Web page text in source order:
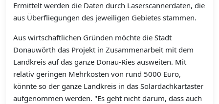
Ermittelt werden die Daten durch Laserscannerdaten, die
aus Überfliegungen des jeweiligen Gebietes stammen.
Aus wirtschaftlichen Gründen möchte die Stadt
Donauwörth das Projekt in Zusammenarbeit mit dem
Landkreis auf das ganze Donau-Ries ausweiten. Mit
relativ geringen Mehrkosten von rund 5000 Euro,
könnte so der ganze Landkreis in das Solardachkartaster
aufgenommen werden. "Es geht nicht darum, dass auch